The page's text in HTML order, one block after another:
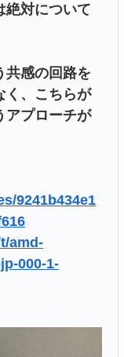
絶対について
共感の回路を
く、こちらが
アプローチが
9241b434e1
amd-
000-1-